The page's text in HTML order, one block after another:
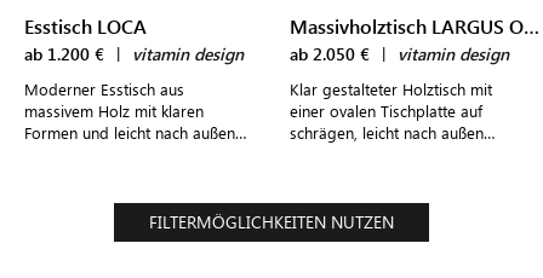
Esstisch LOCA
ab 1.200 € | vitamin design
Moderner Esstisch aus
massivem Holz mit klaren
Formen und leicht nach außen
Massivholztisch LARGUS OVAL
ab 2.050 € | vitamin design
Klar gestalteter Holztisch mit
einer ovalen Tischplatte auf
schrägen, leicht nach außen
FILTERMÖGLICHKEITEN NUTZEN